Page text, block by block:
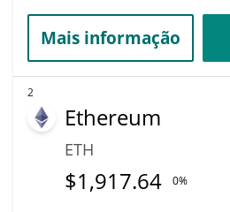
Mais informação
2
Ethereum
ETH
$1,917.64 0%